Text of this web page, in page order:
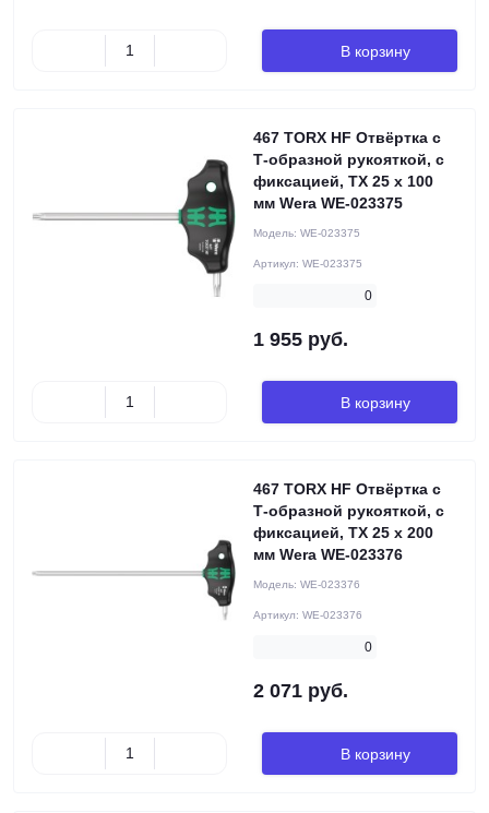
В корзину
467 TORX HF Отвёртка с
Т-образной рукояткой, с
фиксацией, TX 25 x 100
мм Wera WE-023375
Модель: WE-023375
Артикул: WE-023375
0
1 955 руб.
В корзину
467 TORX HF Отвёртка с
Т-образной рукояткой, с
фиксацией, TX 25 x 200
мм Wera WE-023376
Модель: WE-023376
Артикул: WE-023376
0
2 071 руб.
В корзину